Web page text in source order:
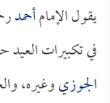
يقول الإمامأحمد
في تكبيرات العيد
الجوزيوغيره،